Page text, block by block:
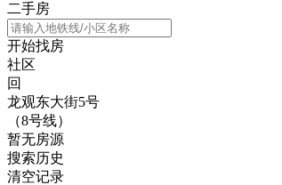
二手房
开始找房
社区
回
龙观东大街5号
（8号线）
暂无房源
搜索历史
清空记录